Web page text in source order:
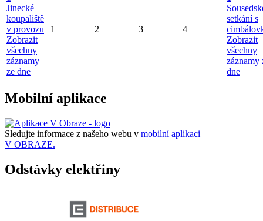
Jinecké
koupaliště
v provozu
Zobrazit
všechny
záznamy
ze dne
1 2 3 4
setkání s
Zobrazit
všechny
záznamy
dne
Mobilní aplikace
Sledujte informace z našeho webu v mobilní aplikaci –
V OBRAZE.
Odstávky elektřiny